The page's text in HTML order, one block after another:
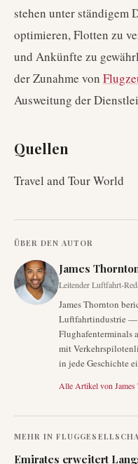
stehen unter ständigem
optimieren, Flotten zu
und Ankünfte zu
der Zunahme von
Ausweitung der
Quellen
Travel and Tour World
ÜBER DEN AUTOR
James
Leitender Luftfahrt-
James Thornton
Luftfahrtindustrie —
Flughafenterminals
mit
in jede Geschichte
Alle Artikel von
MEHR IN
Emirates erweitert